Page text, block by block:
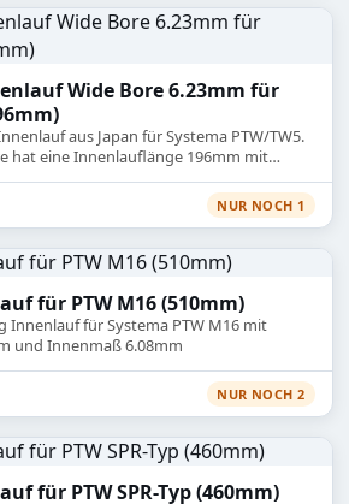
Wide Bore 6.23mm für
aus Japan für Systema PTW/TW5.
hat eine Innenlauflänge 196mm mit
NUR NOCH 1
für PTW M16 (510mm)
Innenlauf für Systema PTW M16 mit
und Innenmaß 6.08mm
NUR NOCH 2
für PTW SPR-Typ (460mm)